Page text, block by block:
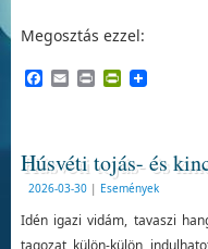
Megosztás ezzel:
Facebook
EmailPrint
Húsvéti tojás- és
2026-03-30 | Események
Idén igazi vidám, tavaszi
tagozat külön-külön